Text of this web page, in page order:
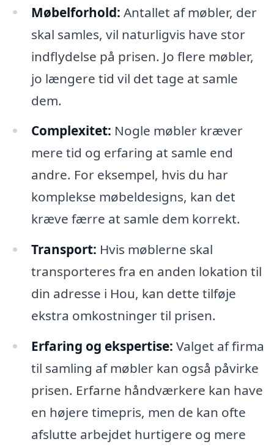
Møbelforhold: Antallet af møbler, der
skal samles, vil naturligvis have stor
indflydelse på prisen. Jo flere møbler,
jo længere tid vil det tage at samle
dem.
Complexitet: Nogle møbler kræver
mere tid og erfaring at samle end
andre. For eksempel, hvis du har
komplekse møbeldesigns, kan det
kræve færre at samle dem korrekt.
Transport: Hvis møblerne skal
transporteres fra en anden lokation til
din adresse i Hou, kan dette tilføje
ekstra omkostninger til prisen.
Erfaring og ekspertise: Valget af firma
til samling af møbler kan også påvirke
prisen. Erfarne håndværkere kan have
en højere timepris, men de kan ofte
afslutte arbejdet hurtigere og mere